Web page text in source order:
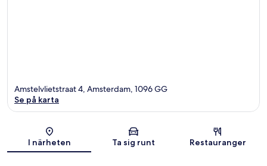
Karta
Amstelvlietstraat 4, Amsterdam, 1096 GG
Se på karta
I närheten Ta sig runt Restauranger